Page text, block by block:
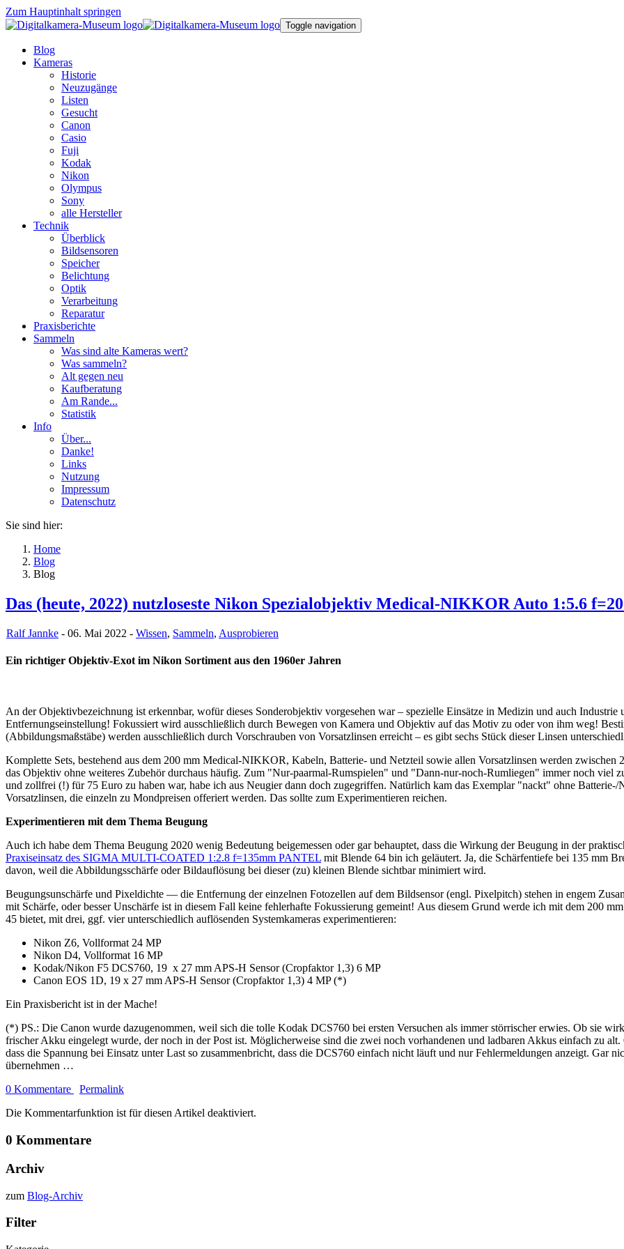
Zum Hauptinhalt springen
Toggle navigation
Blog
Kameras
Historie
Neuzugänge
Listen
Gesucht
Canon
Casio
Fuji
Kodak
Nikon
Olympus
Sony
alle Hersteller
Technik
Überblick
Bildsensoren
Speicher
Belichtung
Optik
Verarbeitung
Reparatur
Praxisberichte
Sammeln
Was sind alte Kameras wert?
Was sammeln?
Alt gegen neu
Kaufberatung
Am Rande...
Statistik
Info
Über...
Danke!
Links
Nutzung
Impressum
Datenschutz
Sie sind hier:
Home
Blog
Blog
Das (heute, 2022) nutzloseste Nikon Spezialobjektiv Medical-NIKKOR Auto 1:5.6
Ralf Jannke - 06. Mai 2022 - Wissen, Sammeln, Ausprobieren
Ein richtiger Objektiv-Exot im Nikon Sortiment aus den 1960er Jahren
An der Objektivbezeichnung ist erkennbar, wofür dieses Sonderobjektiv vorgesehen war – spezielle Einsätze in Medizin und auch
Entfernungseinstellung! Fokussiert wird ausschließlich durch Bewegen von Kamera und Objektiv auf das Motiv zu oder von ihm weg!
(Abbildungsmaßstäbe) werden ausschließlich durch Vorschrauben von Vorsatzlinsen erreicht – es gibt sechs Stück dieser Linsen
Komplette Sets, bestehend aus dem 200 mm Medical-NIKKOR, Kabeln, Batterie- und Netzteil sowie allen Vorsatzlinsen werden
das Objektiv ohne weiteres Zubehör durchaus häufig. Zum "Nur-paarmal-Rumspielen" und "Dann-nur-noch-Rumliegen" immer noch viel
und zollfrei (!) für 75 Euro zu haben war, habe ich aus Neugier dann doch zugegriffen. Natürlich kam das Exemplar "nackt" ohne
Vorsatzlinsen, die einzeln zu Mondpreisen offeriert werden. Das sollte zum Experimentieren reichen.
Experimentieren mit dem Thema Beugung
Auch ich habe dem Thema Beugung 2020 wenig Bedeutung beigemessen oder gar behauptet, dass die Wirkung der Beugung in der
Praxiseinsatz des SIGMA MULTI-COATED 1:2.8 f=135mm PANTEL mit Blende 64 bin ich geläutert. Ja, die Schärfentiefe bei 135 mm
davon, weil die Abbildungsschärfe oder Bildauflösung bei dieser (zu) kleinen Blende sichtbar minimiert wird.
Beugungsunschärfe und Pixeldichte — die Entfernung der einzelnen Fotozellen auf dem Bildsensor (engl. Pixelpitch) stehen in engem
mit Schärfe, oder besser Unschärfe ist in diesem Fall keine fehlerhafte Fokussierung gemeint! Aus diesem Grund werde ich mit dem 200
45 bietet, mit drei, ggf. vier unterschiedlich auflösenden Systemkameras experimentieren:
Nikon Z6, Vollformat 24 MP
Nikon D4, Vollformat 16 MP
Kodak/Nikon F5 DCS760, 19 x 27 mm APS-H Sensor (Cropfaktor 1,3) 6 MP
Canon EOS 1D, 19 x 27 mm APS-H Sensor (Cropfaktor 1,3) 4 MP (*)
Ein Praxisbericht ist in der Mache!
(*) PS.: Die Canon wurde dazugenommen, weil sich die tolle Kodak DCS760 bei ersten Versuchen als immer störrischer erwies. Ob sie
frischer Akku eingelegt wurde, der noch in der Post ist. Möglicherweise sind die zwei noch vorhandenen und ladbaren Akkus einfach zu
dass die Spannung bei Einsatz unter Last so zusammenbricht, dass die DCS760 einfach nicht läuft und nur Fehlermeldungen anzeigt. Gar
übernehmen …
0 Kommentare
Permalink
Die Kommentarfunktion ist für diesen Artikel deaktiviert.
0 Kommentare
Archiv
zum Blog-Archiv
Filter